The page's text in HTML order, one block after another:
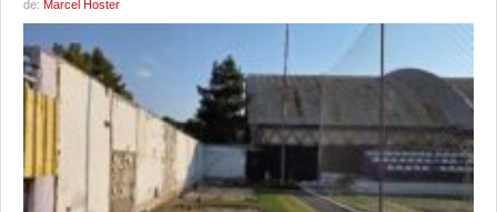
de: Marcel Hoster